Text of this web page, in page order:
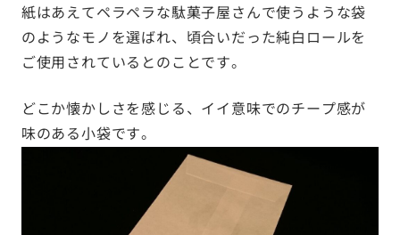
紙はあえてペラペラな駄菓子屋さんで使うような袋
のようなモノを選ばれ、頃合いだった純白ロールを
ご使用されているとのことです。
どこか懐かしさを感じる、イイ意味でのチープ感が
味のある小袋です。